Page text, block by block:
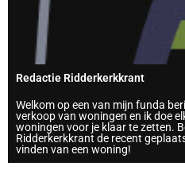
Redactie Ridderkerkkrant
Welkom op een van mijn funda
verkoop van woningen en ik doe
woningen voor je klaar te zetten.
Ridderkerkkrant de recent
vinden van een woning!